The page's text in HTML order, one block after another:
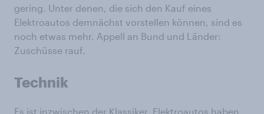
gering. Unter denen, die sich den Kauf eines
Elektroautos demnächst vorstellen können, sind es
noch etwas mehr. Appell an Bund und Länder:
Zuschüsse rauf.
Technik
Es ist inzwischen der Klassiker. Elektroautos haben